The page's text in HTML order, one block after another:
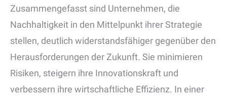
Zusammengefasst sind Unternehmen, die
Nachhaltigkeit in den Mittelpunkt ihrer Strategie
stellen, deutlich widerstandsfähiger gegenüber den
Herausforderungen der Zukunft. Sie minimieren
Risiken, steigern ihre Innovationskraft und
verbessern ihre wirtschaftliche Effizienz. In einer